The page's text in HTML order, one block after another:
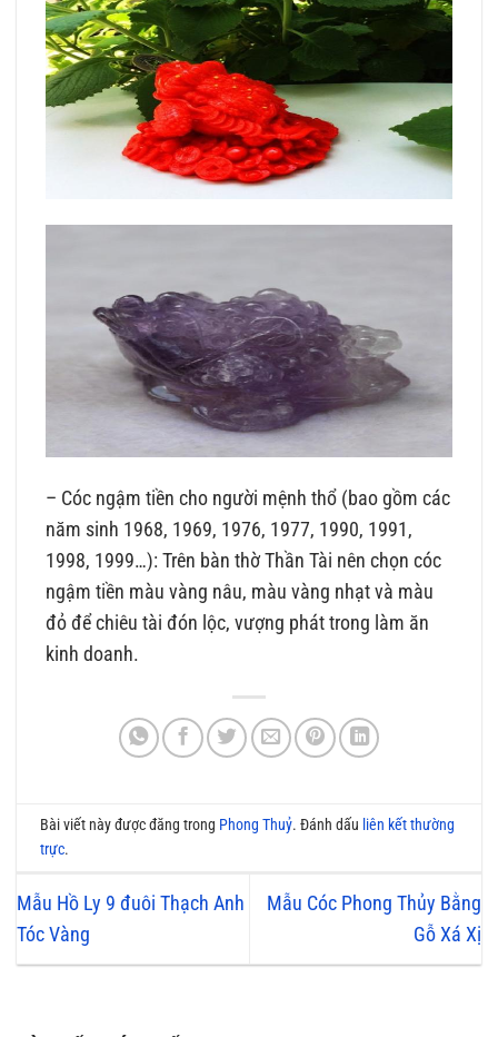
– Cóc ngậm tiền cho người mệnh thổ (bao gồm các
năm sinh 1968, 1969, 1976, 1977, 1990, 1991,
1998, 1999…): Trên bàn thờ Thần Tài nên chọn cóc
ngậm tiền màu vàng nâu, màu vàng nhạt và màu
đỏ để chiêu tài đón lộc, vượng phát trong làm ăn
kinh doanh.
Bài viết này được đăng trong Phong Thuỷ. Đánh dấu liên kết thường
trực.
Mẫu Hồ Ly 9 đuôi Thạch Anh
Tóc Vàng
Mẫu Cóc Phong Thủy Bằng
Gỗ Xá Xị